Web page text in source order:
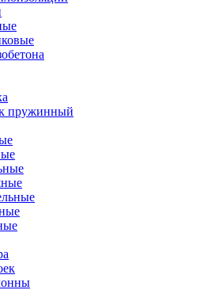
пружинный